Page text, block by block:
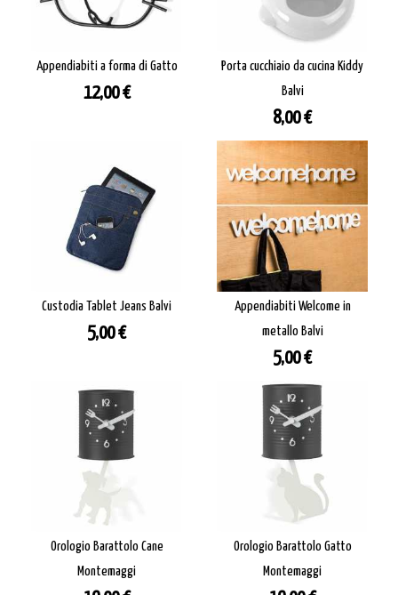
Appendiabiti a forma di Gatto
Prezzo
12,00 €
Porta cucchiaio da cucina Kiddy
Balvi
Prezzo
8,00 €
Custodia Tablet Jeans Balvi
Prezzo
5,00 €
Appendiabiti Welcome in
metallo Balvi
Prezzo
5,00 €
Orologio Barattolo Cane
Montemaggi
Orologio Barattolo Gatto
Montemaggi